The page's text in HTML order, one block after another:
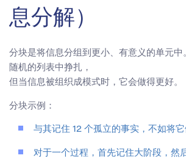
息分解）
分块是将信息分组到更小、有意义的单元中
随机的列表中挣扎，
但当信息被组织成模式时，它会做得更好。
分块示例：
与其记住 12 个孤立的事实，不如将它
对于一个过程，首先记住大阶段，然